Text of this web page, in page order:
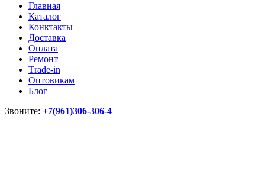
Главная
Каталог
Конктакты
Доставка
Оплата
Ремонт
Тrade-in
Оптовикам
Блог
Звоните: +7(961)306-306-4